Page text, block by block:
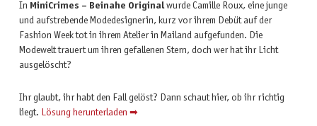
In MiniCrimes – Beinahe Originalwurde Camille Roux, eine junge
und aufstrebende Modedesignerin, kurz vor ihrem Debüt auf der
Fashion Week tot in ihrem Atelier in Mailand aufgefunden. Die
Modewelt trauert um ihren gefallenen Stern, doch wer hat ihr Licht
ausgelöscht?
Ihr glaubt, ihr habt den Fall gelöst? Dann schaut hier, ob ihr richtig
liegt. Lösung herunterladen ➡